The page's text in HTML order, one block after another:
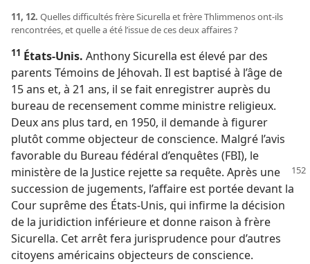
11, 12. Quelles difficultés frère Sicurella et frère Thlimmenos ont-​ils
rencontrées, et quelle a été l’issue de ces deux affaires ?
11 États-Unis. Anthony Sicurella est élevé par des
parents Témoins de Jéhovah. Il est baptisé à l’âge de
15 ans et, à 21 ans, il se fait enregistrer auprès du
bureau de recensement comme ministre religieux.
Deux ans plus tard, en 1950, il demande à figurer
plutôt comme objecteur de conscience. Malgré l’avis
favorable du Bureau fédéral d’enquêtes (FBI), le
ministère de la Justice rejette sa requête. Après une
succession de jugements, l’affaire est portée devant la
Cour suprême des États-Unis, qui infirme la décision
de la juridiction inférieure et donne raison à frère
Sicurella. Cet arrêt fera jurisprudence pour d’autres
citoyens américains objecteurs de conscience.